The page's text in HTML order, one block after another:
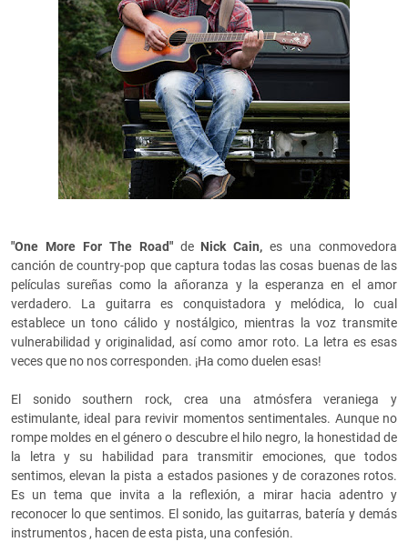
"One More For The Road"de Nick Cain, es una conmovedora
canción de country-pop que captura todas las cosas buenas de las
películas sureñas como
la añoranza y la esperanza en el amor
verdadero. La guitarra es conquistadora y melódica, lo cual
establece un tono cálido y nostálgico, mientras la voz transmite
vulnerabilidad y originalidad, así como amor roto. La letra es esas
veces que no nos corresponden. ¡Ha como duelen esas!
El sonido southern rock, crea una atmósfera veraniega y
estimulante, ideal para revivir momentos sentimentales. Aunque no
rompe moldes en el género o descubre el hilo negro, la honestidad de
la letra y su habilidad para transmitir emociones, que todos
sentimos, elevan la pista a estados pasiones y de corazones rotos.
Es un tema que invita a la reflexión, a mirar hacia adentro y
reconocer lo que sentimos. El sonido, las guitarras, batería y demás
instrumentos , hacen de esta pista, una confesión.